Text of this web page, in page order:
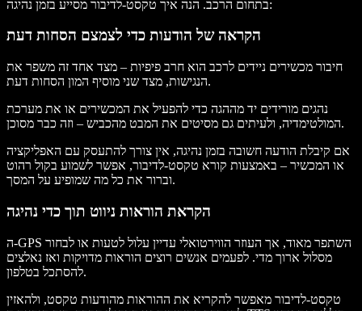
בתחום הרכב. הנה איך טקסט‑לדיבור מסייע בזמן נהיגה:
הקראה של הודעות כדי לצמצם הסחות דעת
חיבור מכשירים ניידים לרכב הוא חרב פיפיות – מצד אחד זה משפר את
הנגישות, מצד שני מוסיף המון הסחות דעת.
נהגים מורידים יד מההגה כדי להפעיל את המכשירים או את מערכת
המולטימדיה, ולעיתים גם מסיטים את המבט מהכביש – וזה כבר מסוכן.
אם קיבלת הודעה חשובה בזמן נהיגה, אין צורך להתעסק עם האפליקציה
או המכשיר – באמצעות קורא טקסט‑לדיבור, אפשר לשמוע בקול רהוט
וברור את כל מה שמופיע על המסך.
הקראת הוראות ניווט תוך כדי נהיגה
ה-GPS השתפר מאוד, אך העוזר הווירטואלי עדיין עלול לטעות או לבחור
מסלול ארוך מדי. לפעמים אנשים רוצים הוראות מדויקות ואז נאלצים
להסתכל בטלפון.
טקסט‑לדיבור מאפשר להקריא את ההוראות מהודעות טקסט, ולהאזין